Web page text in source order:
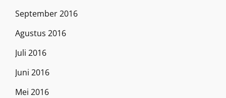
September 2016
Agustus 2016
Juli 2016
Juni 2016
Mei 2016